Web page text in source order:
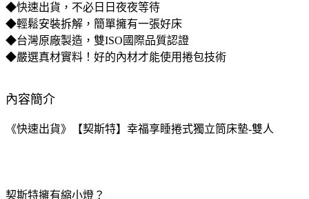
◆快速出貨，不必日日夜夜等待
◆輕鬆安裝拆解，簡單擁有一張好床
◆台灣原廠製造，雙ISO國際品質認證
◆嚴選真材實料！好的內材才能使用捲包技術
內容簡介
《快速出貨》【契斯特】幸福享睡捲式獨立筒床墊-雙人
契斯特擁有縮小燈？